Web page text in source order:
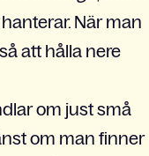
När man
att hålla nere
om just små
om man finner